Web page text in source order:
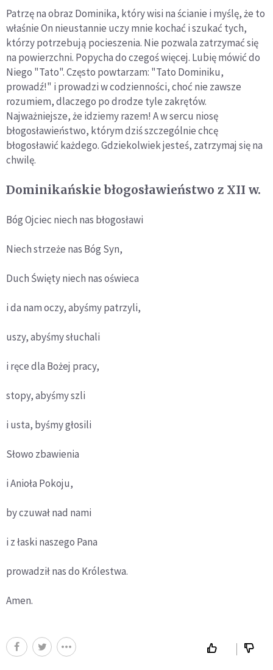
Patrzę na obraz Dominika, który wisi na ścianie i myślę, że to
właśnie On nieustannie uczy mnie kochać i szukać tych,
którzy potrzebują pocieszenia. Nie pozwala zatrzymać się
na powierzchni. Popycha do czegoś więcej. Lubię mówić do
Niego "Tato". Często powtarzam: "Tato Dominiku,
prowadź!" i prowadzi w codzienności, choć nie zawsze
rozumiem, dlaczego po drodze tyle zakrętów.
Najważniejsze, że idziemy razem! A w sercu niosę
błogosławieństwo, którym dziś szczególnie chcę
błogosławić każdego. Gdziekolwiek jesteś, zatrzymaj się na
chwilę.
Dominikańskie błogosławieństwo z XII w.
Bóg Ojciec niech nas błogosławi
Niech strzeże nas Bóg Syn,
Duch Święty niech nas oświeca
i da nam oczy, abyśmy patrzyli,
uszy, abyśmy słuchali
i ręce dla Bożej pracy,
stopy, abyśmy szli
i usta, byśmy głosili
Słowo zbawienia
i Anioła Pokoju,
by czuwał nad nami
i z łaski naszego Pana
prowadził nas do Królestwa.
Amen.